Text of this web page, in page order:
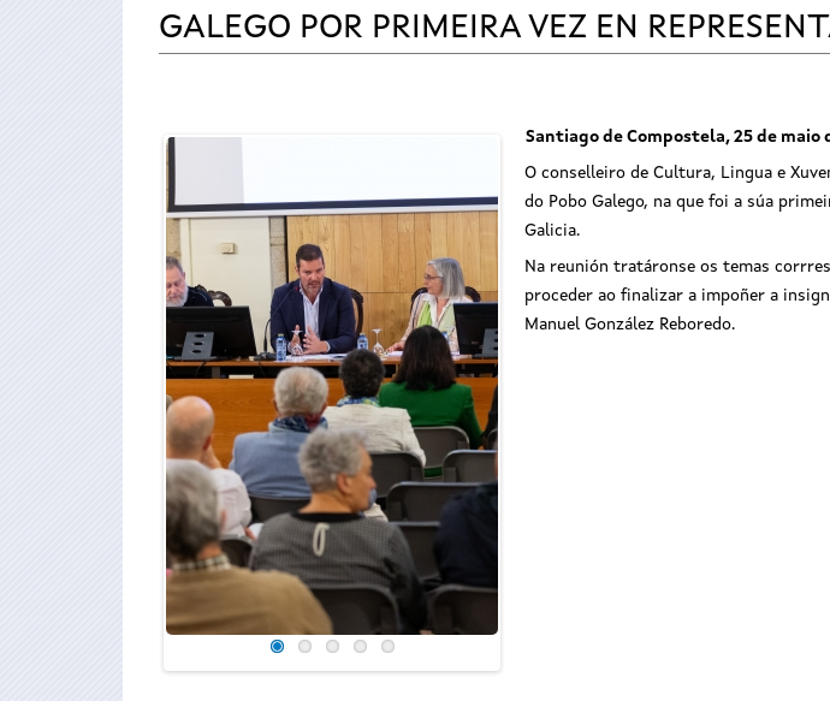
GALEGO POR PRIMEIRA VEZ EN
Santiago de Compostela, 25 de maio
O conselleiro de Cultura, Lingua e
do Pobo Galego, na que foi a súa
Galicia.
Na reunión tratáronse os temas
proceder ao finalizar a impoñer a
Manuel González Reboredo.